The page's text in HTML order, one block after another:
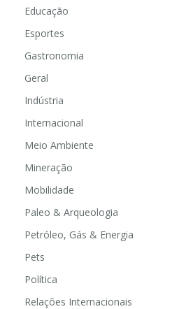
Educação
Esportes
Gastronomia
Geral
Indústria
Internacional
Meio Ambiente
Mineração
Mobilidade
Paleo & Arqueologia
Petróleo, Gás & Energia
Pets
Política
Relações Internacionais